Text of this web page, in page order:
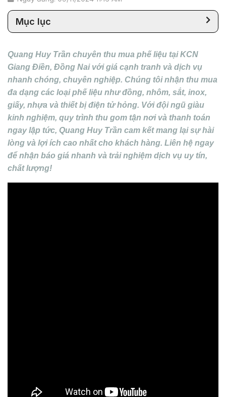
Mục lục
Quang Huy Trần chuyên thu mua phế liệu tại KCN
Giang Điền, Đồng Nai với giá cạnh tranh và dịch vụ
nhanh chóng, chuyên nghiệp. Chúng tôi nhận thu mua
đa dạng các loại phế liệu như đồng, nhôm, sắt, inox,
giấy, nhựa và thiết bị điện tử hỏng. Với đội ngũ giàu
kinh nghiệm, quy trình thu gom tận nơi và thanh toán
ngay lập tức, Quang Huy Trần cam kết mang lại sự hài
lòng và lợi ích cao nhất cho khách hàng. Liên hệ ngay
để nhận báo giá nhanh và trải nghiệm dịch vụ uy tín,
chất lượng!